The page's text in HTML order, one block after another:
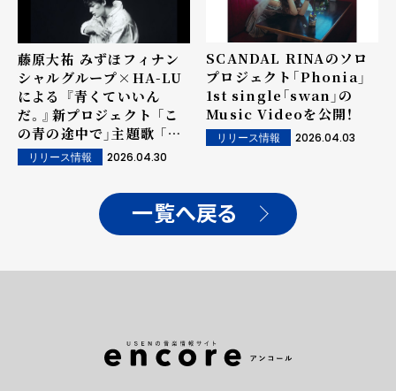
藤原大祐 みずほフィナン
シャルグループ×HA-LU
による 『青くていいん
だ。』新プロジェクト 「こ
の青の途中で」主題歌 「満
天ミライHOPE」配信リリ
ース決定！ 新アーティスト
リリース情報 2026.04.30
SCANDAL RINAのソロ
プロジェクト「Phonia」
1st single「swan」の
Music Videoを公開！
リリース情報 2026.04.03
一覧へ戻る